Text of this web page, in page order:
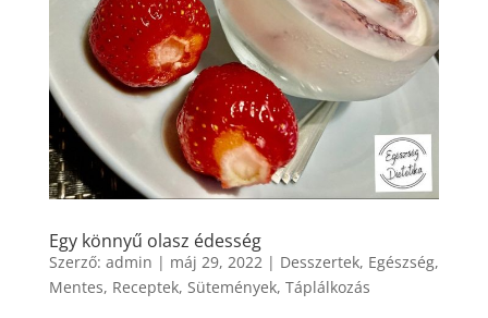
Egy könnyű olasz édesség
Szerző: admin | máj 29, 2022 | Desszertek, Egészség,
Mentes, Receptek, Sütemények, Táplálkozás